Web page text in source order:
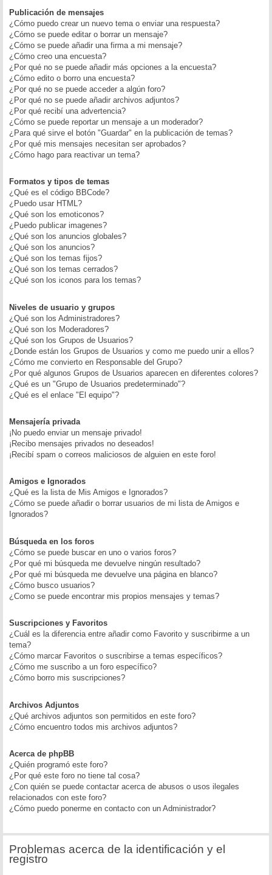
Publicación de mensajes
¿Cómo puedo crear un nuevo tema o enviar una respuesta?
¿Cómo se puede editar o borrar un mensaje?
¿Cómo se puede añadir una firma a mi mensaje?
¿Cómo creo una encuesta?
¿Por qué no se puede añadir más opciones a la encuesta?
¿Cómo edito o borro una encuesta?
¿Por qué no se puede acceder a algún foro?
¿Por qué no se puede añadir archivos adjuntos?
¿Por qué recibí una advertencia?
¿Cómo se puede reportar un mensaje a un moderador?
¿Para qué sirve el botón "Guardar" en la publicación de temas?
¿Por qué mis mensajes necesitan ser aprobados?
¿Cómo hago para reactivar un tema?
Formatos y tipos de temas
¿Qué es el código BBCode?
¿Puedo usar HTML?
¿Qué son los emoticonos?
¿Puedo publicar imagenes?
¿Qué son los anuncios globales?
¿Qué son los anuncios?
¿Qué son los temas fijos?
¿Qué son los temas cerrados?
¿Qué son los iconos para los temas?
Niveles de usuario y grupos
¿Qué son los Administradores?
¿Qué son los Moderadores?
¿Qué son los Grupos de Usuarios?
¿Donde están los Grupos de Usuarios y como me puedo unir a ellos?
¿Cómo me convierto en Responsable del Grupo?
¿Por qué algunos Grupos de Usuarios aparecen en diferentes colores?
¿Qué es un "Grupo de Usuarios predeterminado"?
¿Qué es el enlace "El equipo"?
Mensajería privada
¡No puedo enviar un mensaje privado!
¡Recibo mensajes privados no deseados!
¡Recibí spam o correos maliciosos de alguien en este foro!
Amigos e Ignorados
¿Qué es la lista de Mis Amigos e Ignorados?
¿Cómo se puede añadir o borrar usuarios de mi lista de Amigos e
Ignorados?
Búsqueda en los foros
¿Cómo se puede buscar en uno o varios foros?
¿Por qué mi búsqueda me devuelve ningún resultado?
¿Por qué mi búsqueda me devuelve una página en blanco?
¿Cómo busco usuarios?
¿Como se puede encontrar mis propios mensajes y temas?
Suscripciones y Favoritos
¿Cuál es la diferencia entre añadir como Favorito y suscribirme a un
tema?
¿Cómo marcar Favoritos o suscribirse a temas específicos?
¿Cómo me suscribo a un foro específico?
¿Cómo borro mis suscripciones?
Archivos Adjuntos
¿Qué archivos adjuntos son permitidos en este foro?
¿Cómo encuentro todos mis archivos adjuntos?
Acerca de phpBB
¿Quién programó este foro?
¿Por qué este foro no tiene tal cosa?
¿Con quién se puede contactar acerca de abusos o usos ilegales
relacionados con este foro?
¿Cómo puedo ponerme en contacto con un Administrador?
Problemas acerca de la identificación y el
registro